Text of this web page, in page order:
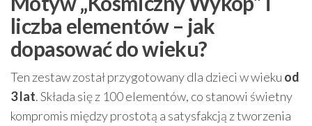
liczba elementów – jak
dopasować do wieku?
Ten zestaw został przygotowany dla dzieci w wieku od
3 lat. Składa się z 100 elementów, co stanowi świetny
kompromis między prostotą a satysfakcją z tworzenia